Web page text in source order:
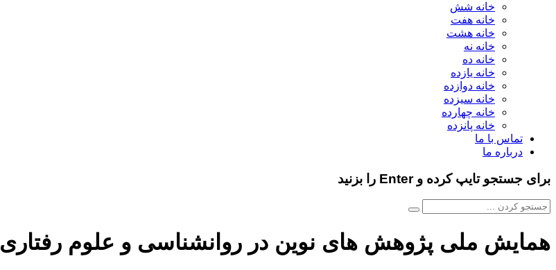
خانه شش
خانه هفت
خانه هشت
خانه نه
خانه ده
خانه یازده
خانه دوازده
خانه سیزده
خانه چهارده
خانه پانزده
تماس با ما
درباره ما
برای جستجو تایپ کرده و Enter را بزنید
همایش ملی پژوهش های نوین در روانشناسی و علوم رفتاری